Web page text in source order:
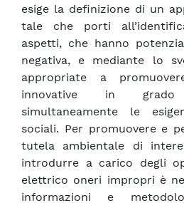
esige la definizione di un
tale che porti
aspetti, che hanno
negativa, e mediante lo
appropriate a
innovative in
simultaneamente le
sociali. Per promuovere e
tutela ambientale di
introdurre a carico degli
elettrico oneri impropri è
informazioni e